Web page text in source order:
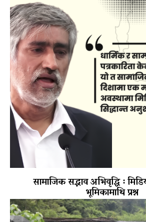
सामाजिक सद्भाव अभिवृद्धि ः
भूमिकामाथि प्रश्न